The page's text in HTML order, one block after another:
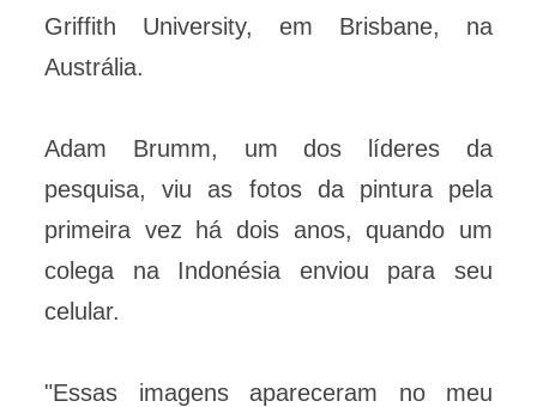
Griffith University, em Brisbane, na
Austrália.
Adam Brumm, um dos líderes da
pesquisa, viu as fotos da pintura pela
primeira vez há dois anos, quando um
colega na Indonésia enviou para seu
celular.
"Essas imagens apareceram no meu